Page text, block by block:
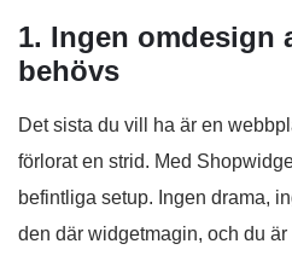
1. Ingen omdesign
behövs
Det sista du vill ha är en
förlorat en strid. Med
befintliga setup. Ingen drama,
den där widgetmagin, och du är